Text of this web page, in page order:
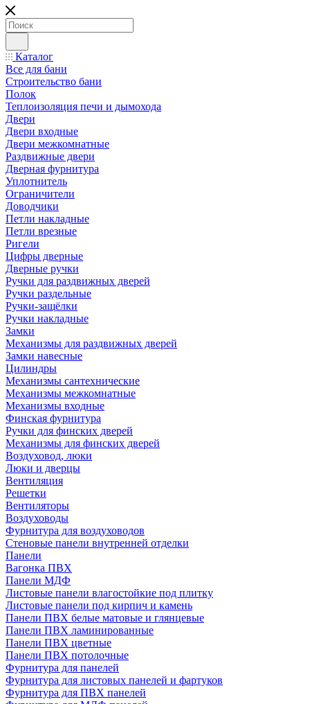
Каталог
Все для бани
Строительство бани
Полок
Теплоизоляция печи и дымохода
Двери
Двери входные
Двери межкомнатные
Раздвижные двери
Дверная фурнитура
Уплотнитель
Ограничители
Доводчики
Петли накладные
Петли врезные
Ригели
Цифры дверные
Дверные ручки
Ручки для раздвижных дверей
Ручки раздельные
Ручки-защёлки
Ручки накладные
Замки
Механизмы для раздвижных дверей
Замки навесные
Цилиндры
Механизмы сантехнические
Механизмы межкомнатные
Механизмы входные
Финская фурнитура
Ручки для финских дверей
Механизмы для финских дверей
Воздуховод, люки
Люки и дверцы
Вентиляция
Решетки
Вентиляторы
Воздуховоды
Фурнитура для воздуховодов
Стеновые панели внутренней отделки
Панели
Вагонка ПВХ
Панели МДФ
Листовые панели влагостойкие под плитку
Листовые панели под кирпич и камень
Панели ПВХ белые матовые и глянцевые
Панели ПВХ ламинированные
Панели ПВХ цветные
Панели ПВХ потолочные
Фурнитура для панелей
Фурнитура для листовых панелей и фартуков
Фурнитура для ПВХ панелей